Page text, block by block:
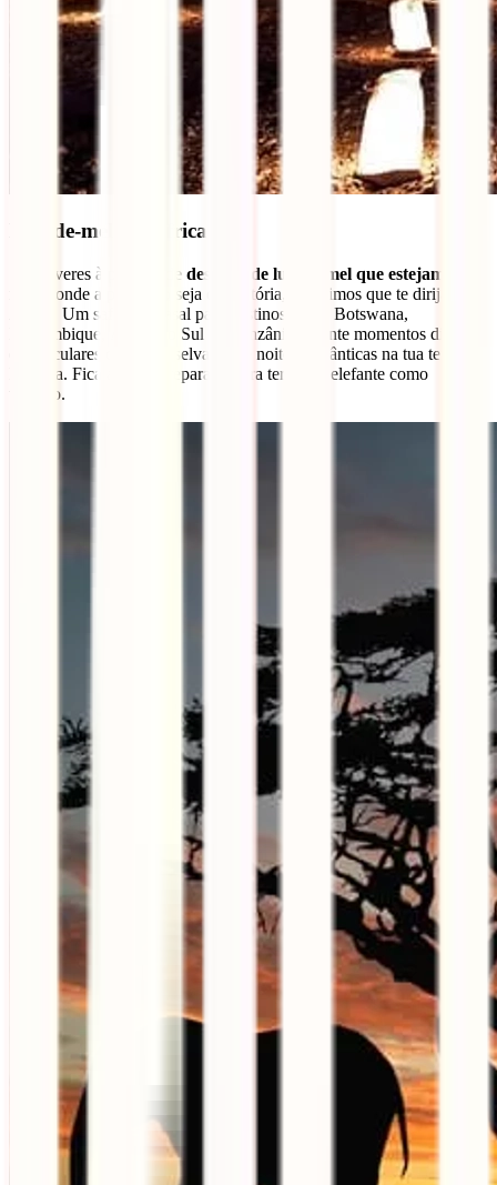
Lua-de-mel em África
Se estiveres à procura de destinos de lua-de-mel que estejam na
onde a praia não seja obrigatória, sugerimos que te dirijas a
África. Um safari de casal para destinos como Botswana,
Moçambique, África do Sul ou Tanzânia garante momentos diurnos
espetaculares com vida selvagem e noites românticas na tua tenda
luxuosa. Fica apenas preparado para teres um elefante como
vizinho.